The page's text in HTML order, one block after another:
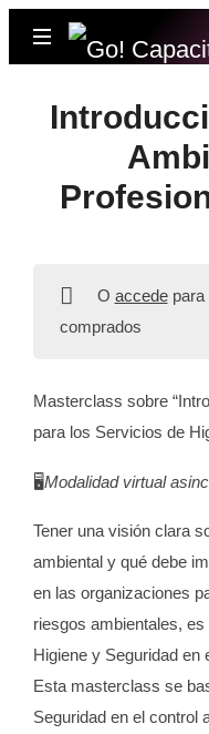
Go!
O accedepara
comprados
Masterclass sobre
para los Servicios de
🖥️Modalidad virtual
Tener una visión clara
ambiental y qué debe
en las organizaciones
riesgos ambientales,
Higiene y Seguridad en
Esta masterclass se
Seguridad en el control